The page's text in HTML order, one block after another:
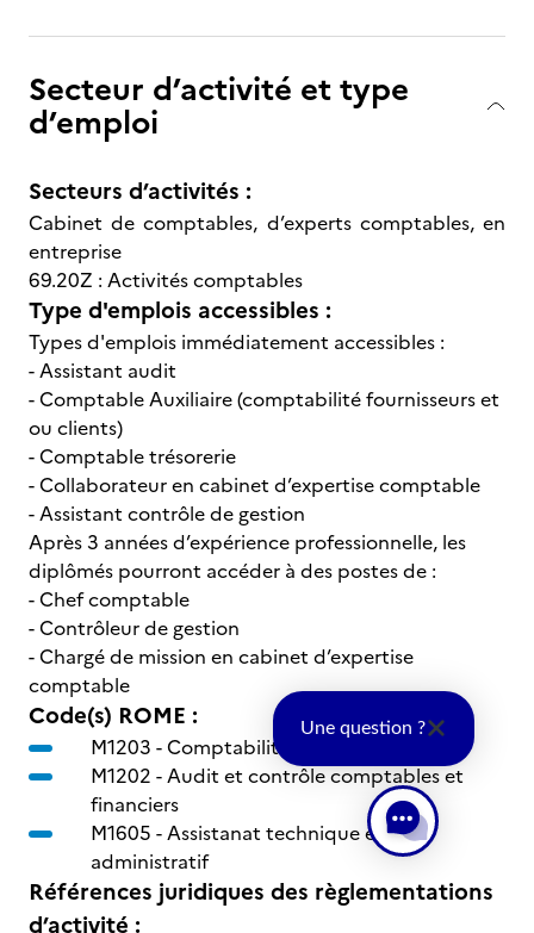
Secteur d’activité et type
d’emploi
Secteurs d’activités :
Cabinet de comptables, d’experts comptables, en
entreprise
69.20Z : Activités comptables
Type d'emplois accessibles :
Types d'emplois immédiatement accessibles :
- Assistant audit
- Comptable Auxiliaire (comptabilité fournisseurs et
ou clients)
- Comptable trésorerie
- Collaborateur en cabinet d’expertise comptable
- Assistant contrôle de gestion
Après 3 années d’expérience professionnelle, les
diplômés pourront accéder à des postes de :
- Chef comptable
- Contrôleur de gestion
- Chargé de mission en cabinet d’expertise
comptable
Code(s) ROME :
M1203 -Comptabilité
M1202 -Audit et contrôle comptables et
financiers
M1605 -Assistanat technique et
administratif
Références juridiques des règlementations
d’activité :
Une question ?